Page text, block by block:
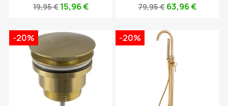
19,95 € 15,96 €
79,95 € 63,96 €
-20% -20%